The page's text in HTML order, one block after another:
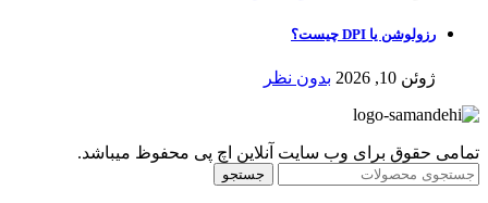
رزولوشن یا DPI چیست؟
ژوئن 10, 2026 بدون نظر
تمامی حقوق برای وب سایت آنلاین اچ پی محفوظ میباشد.
جستجو